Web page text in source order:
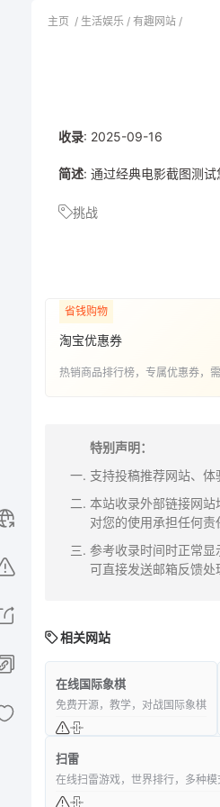
主页 / 生活娱乐 / 有趣网站 /
收录: 2025-09-16
简述: 通过经典电影截图测
挑战
省钱购物
淘宝优惠券
热销商品排行榜，专属优惠券，
特别声明：
支持投稿推荐网站、
本站收录外部链接网
对您的使用承担任何责
参考收录时间时正常
可直接发送邮箱反馈处
相关网站
在线国际象棋
免费开源，教学，对战国际象棋
扫雷
在线扫雷游戏，世界排行，多种模